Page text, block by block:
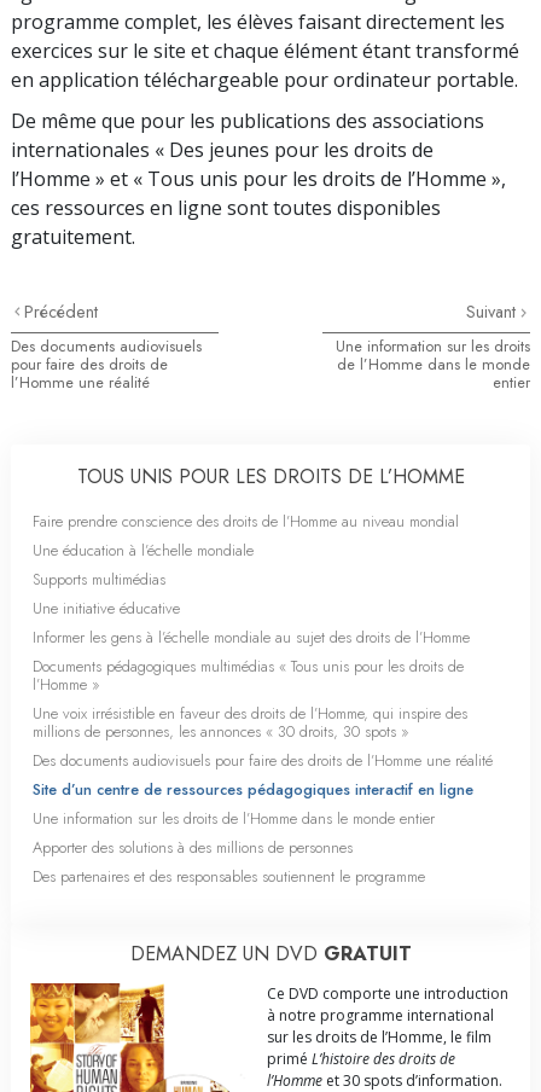
programme complet, les élèves faisant directement les
exercices sur le site et chaque élément étant transformé
en application téléchargeable pour ordinateur portable.
De même que pour les publications des associations
internationales « Des jeunes pour les droits de
l’Homme » et « Tous unis pour les droits de l’Homme »,
ces ressources en ligne sont toutes disponibles
gratuitement.
Précédent
Des documents audiovisuels
pour faire des droits de
l’Homme une réalité
Suivant
Une information sur les droits
de l’Homme dans le monde
entier
TOUS UNIS POUR LES DROITS DE L’HOMME
Faire prendre conscience des droits de l’Homme au niveau mondial
Une éducation à l’échelle mondiale
Supports multimédias
Une initiative éducative
Informer les gens à l’échelle mondiale au sujet des droits de l’Homme
Documents pédagogiques multimédias « Tous unis pour les droits de
l’Homme »
Une voix irrésistible en faveur des droits de l’Homme, qui inspire des
millions de personnes, les annonces « 30 droits, 30 spots »
Des documents audiovisuels pour faire des droits de l’Homme une réalité
Site d’un centre de ressources pédagogiques interactif en ligne
Une information sur les droits de l’Homme dans le monde entier
Apporter des solutions à des millions de personnes
Des partenaires et des responsables soutiennent le programme
DEMANDEZ UN DVD GRATUIT
Ce DVD comporte une introduction
à notre programme international
sur les droits de l’Homme, le film
primé L’histoire des droits de
l’Homme et 30 spots d’information.